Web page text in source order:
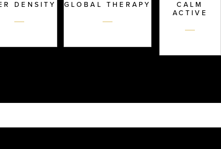
DENSITY GLOBAL THERAPY
CALM
ACTIVE